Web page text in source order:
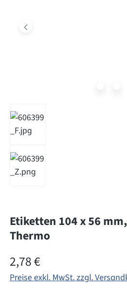
Etiketten 104 x 56
Thermo
Regulärer Preis:
2,78 €
Preise exkl. MwSt. zzgl.